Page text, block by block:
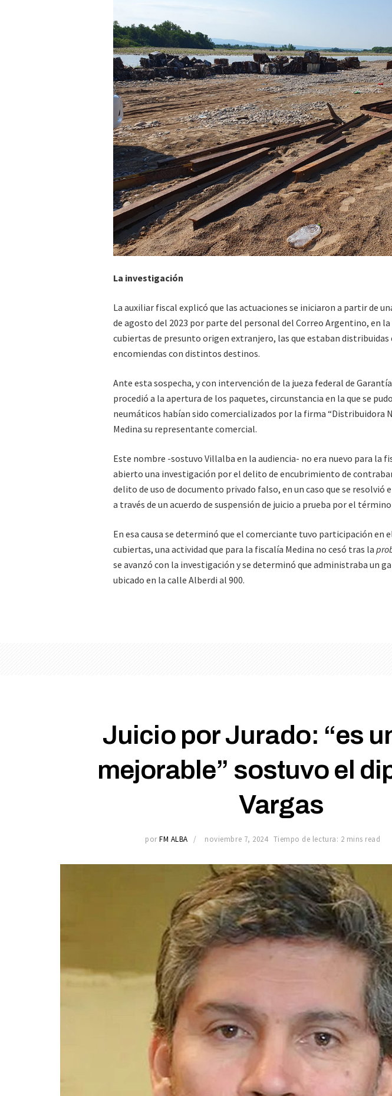
La investigación
La auxiliar fiscal explicó que las actuaciones se iniciaron a partir de
de agosto del 2023 por parte del personal del Correo Argentino, en la
cubiertas de presunto origen extranjero, las que estaban distribuidas
encomiendas con distintos destinos.
Ante esta sospecha, y con intervención de la jueza federal de
procedió a la apertura de los paquetes, circunstancia en la que se
neumáticos habían sido comercializados por la firma “Distribuidora
Medina su representante comercial.
Este nombre -sostuvo Villalba en la audiencia- no era nuevo para la
abierto una investigación por el delito de encubrimiento de
delito de uso de documento privado falso, en un caso que se resolvió
a través de un acuerdo de suspensión de juicio a prueba por el término
En esa causa se determinó que el comerciante tuvo participación en
cubiertas, una actividad que para la fiscalía Medina no cesó tras la
se avanzó con la investigación y se determinó que administraba un
ubicado en la calle Alberdi al 900.
Juicio por Jurado: “es
mejorable” sostuvo el
Vargas
por FM ALBA noviembre 7, 2024 Tiempo de lectura: 2 mins read